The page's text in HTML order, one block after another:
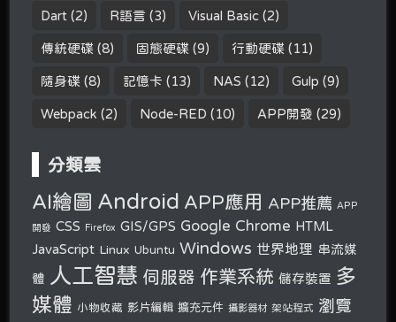
Dart (2) R語言 (3) Visual Basic (2)
傳統硬碟 (8) 固態硬碟 (9) 行動硬碟 (11)
隨身碟 (8) 記憶卡 (13) NAS (12) Gulp (9)
Webpack (2) Node-RED (10) APP開發 (29)
分類雲
AI繪圖 Android APP應用 APP推薦 APP
開發 CSS Firefox GIS/GPS Google Chrome HTML
JavaScript Linux Ubuntu Windows 世界地理 串流媒
體 人工智慧 伺服器 作業系統 儲存裝置 多
媒體 小物收藏 影片編輯 擴充元件 攝影器材 架站程式
瀏覽